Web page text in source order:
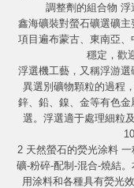
調整劑的組合物 浮
鑫海礦裝對螢石礦選礦
項目遍布蒙古、東南亞
穩定，歡
浮選機工藝，又稱浮游
異選別礦物顆粒的過程
鋅、鉛、鎳、金等有色
選。浮選適于處理細粒
2 天然螢石的熒光涂料
礦-粉碎-配制-混合-燒結
用涂料和各種具有熒光